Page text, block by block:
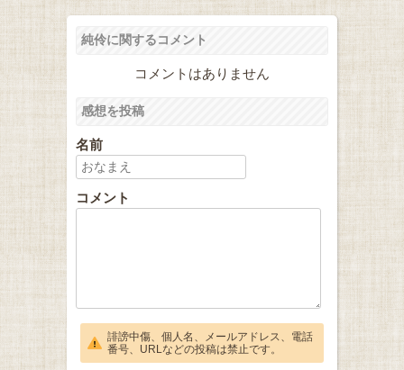
純伶に関するコメント
コメントはありません
感想を投稿
名前
コメント
誹謗中傷、個人名、メールアドレス、電話
番号、URLなどの投稿は禁止です。